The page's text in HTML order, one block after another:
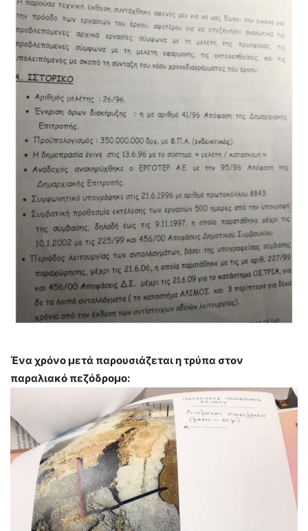
Ένα χρόνο μετά παρουσιάζεται η τρύπα στον
παραλιακό πεζόδρομο: